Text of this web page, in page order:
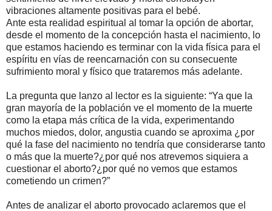
vibraciones altamente positivas para el bebé.
Ante esta realidad espiritual al tomar la opción de abortar,
desde el momento de la concepción hasta el nacimiento, lo
que estamos haciendo es terminar con la vida física para el
espíritu en vías de reencarnación con su consecuente
sufrimiento moral y físico que trataremos más adelante.
La pregunta que lanzo al lector es la siguiente: “Ya que la
gran mayoría de la población ve el momento de la muerte
como la etapa más crítica de la vida, experimentando
muchos miedos, dolor, angustia cuando se aproxima ¿por
qué la fase del nacimiento no tendría que considerarse tanto
o más que la muerte?¿por qué nos atrevemos siquiera a
cuestionar el aborto?¿por qué no vemos que estamos
cometiendo un crimen?”
Antes de analizar el aborto provocado aclaremos que el